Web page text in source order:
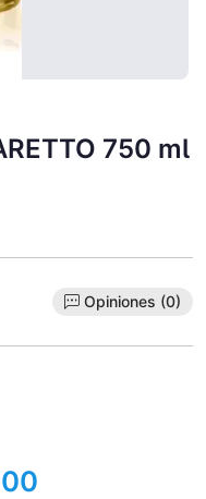
750 ml
Opiniones (0)